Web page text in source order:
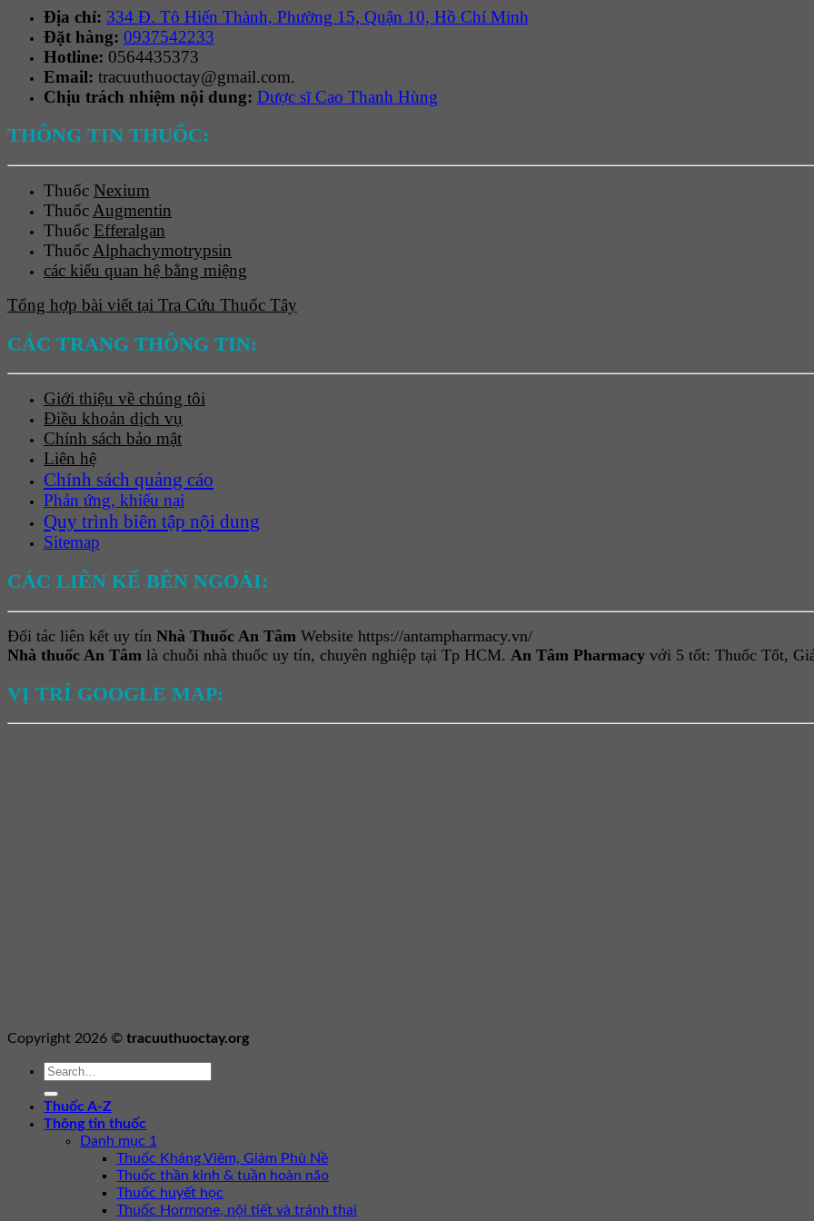
Địa chỉ: 334 Đ. Tô Hiến Thành, Phường 15, Quận 10, Hồ Chí Minh
Đặt hàng: 0937542233
Hotline: 0564435373
Email: tracuuthuoctay@gmail.com.
Chịu trách nhiệm nội dung: Dược sĩ Cao Thanh Hùng
THÔNG TIN THUỐC:
Thuốc Nexium
Thuốc Augmentin
Thuốc Efferalgan
Thuốc Alphachymotrypsin
các kiểu quan hệ bằng miệng
Tổng hợp bài viết tại Tra Cứu Thuốc Tây
CÁC TRANG THÔNG TIN:
Giới thiệu về chúng tôi
Điều khoản dịch vụ
Chính sách bảo mật
Liên hệ
Chính sách quảng cáo
Phản ứng, khiếu nại
Quy trình biên tập nội dung
Sitemap
CÁC LIÊN KẾ BÊN NGOÀI:
Đối tác liên kết uy tín Nhà Thuốc An Tâm Website https://antampharmacy.vn/
Nhà thuốc An Tâm là chuỗi nhà thuốc uy tín, chuyên nghiệp tại Tp HCM. An Tâm Pharmacy với 5 tốt: Thuốc Tốt,
VỊ TRÍ GOOGLE MAP:
Copyright 2026 © tracuuthuoctay.org
Thuốc A-Z
Thông tin thuốc
Danh mục 1
Thuốc Kháng Viêm, Giảm Phù Nề
Thuốc thần kinh & tuần hoàn não
Thuốc huyết học
Thuốc Hormone, nội tiết và tránh thai